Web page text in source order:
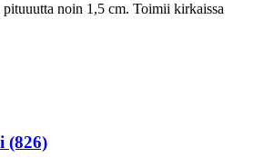
noin 1,5 cm. Toimii kirkaissa
(826)